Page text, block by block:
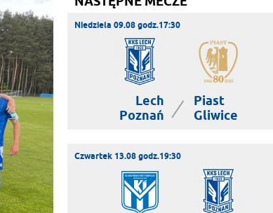
Niedziela 09.08 godz.17:30
Lech
Poznań
|
Piast
Gliwice
Czwartek 13.08 godz.19:30